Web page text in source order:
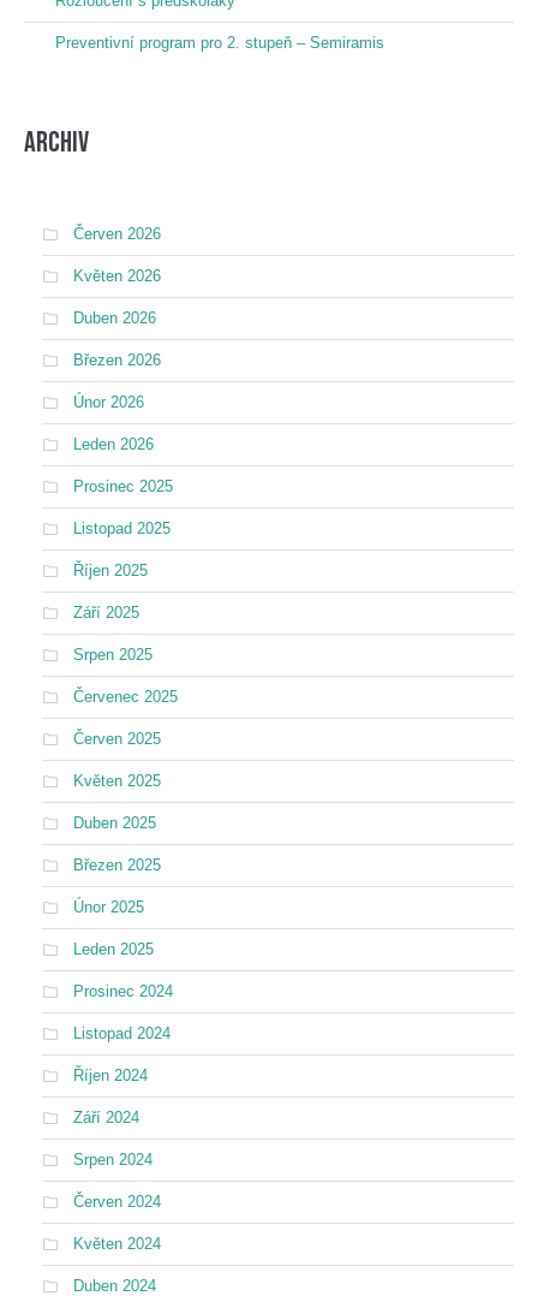
Preventivní program pro 2. stupeň – Semiramis
Archiv
Červen 2026
Květen 2026
Duben 2026
Březen 2026
Únor 2026
Leden 2026
Prosinec 2025
Listopad 2025
Říjen 2025
Září 2025
Srpen 2025
Červenec 2025
Červen 2025
Květen 2025
Duben 2025
Březen 2025
Únor 2025
Leden 2025
Prosinec 2024
Listopad 2024
Říjen 2024
Září 2024
Srpen 2024
Červen 2024
Květen 2024
Duben 2024